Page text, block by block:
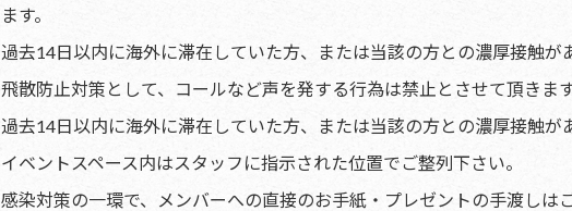
ます。
過去14日以内に海外に滞在していた方、または当該の方との濃厚接触が
飛散防止対策として、コールなど声を発する行為は禁止とさせて頂きます
過去14日以内に海外に滞在していた方、または当該の方との濃厚接触が
イベントスペース内はスタッフに指示された位置でご整列下さい。
感染対策の一環で、メンバーへの直接のお手紙・プレゼントの手渡しは